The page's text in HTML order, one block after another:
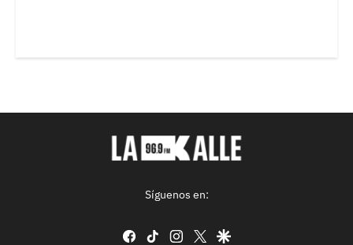
Síguenos en:
facebook
tiktok instagram
twittergoogle